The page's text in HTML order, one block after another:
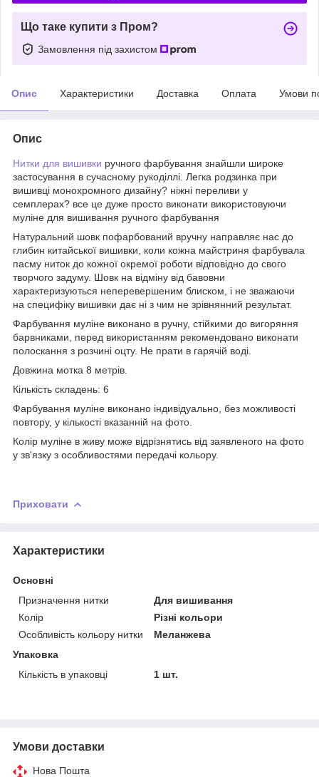
Що таке купити з Пром?
Замовлення під захистом
Опис Характеристики Доставка Оплата Умови
Опис
Нитки для вишивки ручного фарбування знайшли широке
застосування в сучасному рукоділлі. Легка родзинка при
вишивці монохромного дизайну? ніжні переливи у
семплерах? все це дуже просто виконати використовуючи
муліне для вишивання ручного фарбування
Натуральний шовк пофарбований вручну направляє нас до
глибин китайської вишивки, коли кожна майстриня фарбувала
пасму ниток до кожної окремої роботи відповідно до свого
творчого задуму. Шовк на відміну від бавовни
характеризуються неперевершеним блиском, і не зважаючи
на специфіку вишивки дає ні з чим не зрівнянний результат.
Фарбування муліне виконано в ручну, стійкими до вигоряння
барвниками, перед використанням рекомендовано виконати
полоскання з розчині оцту. Не прати в гарячій воді.
Довжина мотка 8 метрів.
Кількість складень: 6
Фарбування муліне виконано індивідуально, без можливості
повтору, у кількості вказанній на фото.
Колір муліне в живу може відрізнятись від заявленого на фото
у зв'язку з особливостями передачі кольору.
Приховати
Характеристики
Основні
Призначення нитки
Для вишивання
Колір
Різні кольори
Особливість кольору нитки
Меланжева
Упаковка
Кількість в упаковці
1 шт.
Умови доставки
Нова Пошта